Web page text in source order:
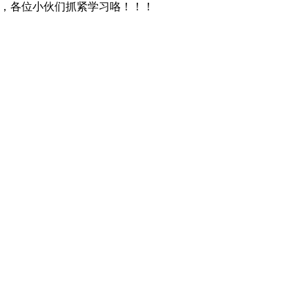
位小伙们抓紧学习咯！！！